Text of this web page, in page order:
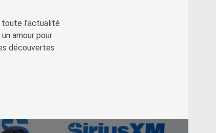
toute l'actualité
amour pour
découvertes